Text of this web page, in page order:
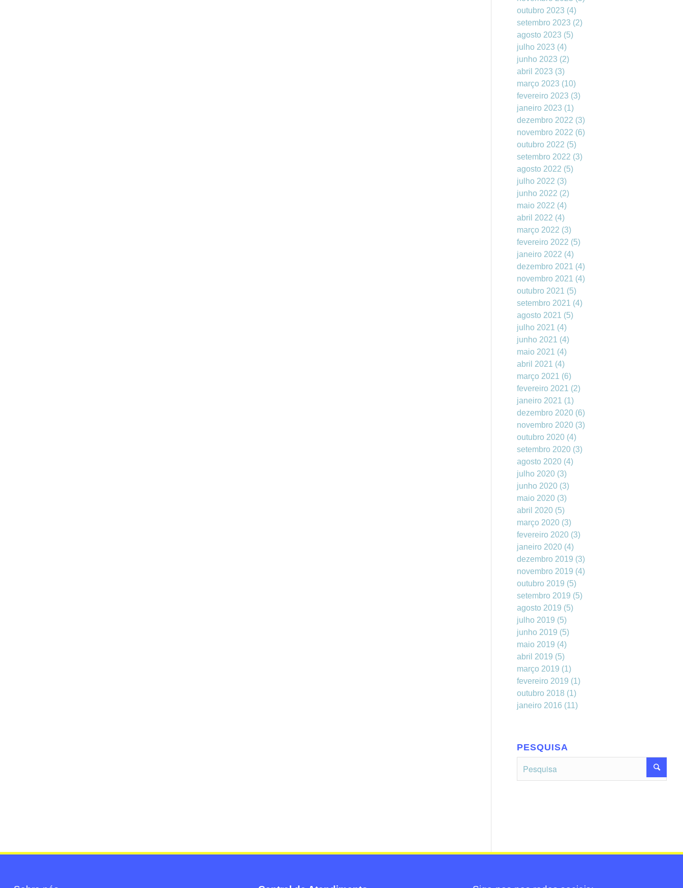
outubro 2023 (4)
setembro 2023 (2)
agosto 2023 (5)
julho 2023 (4)
junho 2023 (2)
abril 2023 (3)
março 2023 (10)
fevereiro 2023 (3)
janeiro 2023 (1)
dezembro 2022 (3)
novembro 2022 (6)
outubro 2022 (5)
setembro 2022 (3)
agosto 2022 (5)
julho 2022 (3)
junho 2022 (2)
maio 2022 (4)
abril 2022 (4)
março 2022 (3)
fevereiro 2022 (5)
janeiro 2022 (4)
dezembro 2021 (4)
novembro 2021 (4)
outubro 2021 (5)
setembro 2021 (4)
agosto 2021 (5)
julho 2021 (4)
junho 2021 (4)
maio 2021 (4)
abril 2021 (4)
março 2021 (6)
fevereiro 2021 (2)
janeiro 2021 (1)
dezembro 2020 (6)
novembro 2020 (3)
outubro 2020 (4)
setembro 2020 (3)
agosto 2020 (4)
julho 2020 (3)
junho 2020 (3)
maio 2020 (3)
abril 2020 (5)
março 2020 (3)
fevereiro 2020 (3)
janeiro 2020 (4)
dezembro 2019 (3)
novembro 2019 (4)
outubro 2019 (5)
setembro 2019 (5)
agosto 2019 (5)
julho 2019 (5)
junho 2019 (5)
maio 2019 (4)
abril 2019 (5)
março 2019 (1)
fevereiro 2019 (1)
outubro 2018 (1)
janeiro 2016 (11)
PESQUISA